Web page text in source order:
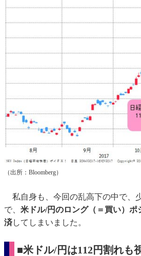
（出所：Bloomberg）
私自身も、今回の乱高下の中で、
で、 米ドル/円のロング（＝買い）ポ
済してしまいました。
■米ドル/円は112円割れも